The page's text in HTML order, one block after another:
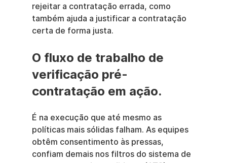
rejeitar a contratação errada, como
também ajuda a justificar a contratação
certa de forma justa.
O fluxo de trabalho de
verificação pré-
contratação em ação.
É na execução que até mesmo as
políticas mais sólidas falham. As equipes
obtêm consentimento às pressas,
confiam demais nos filtros do sistema de